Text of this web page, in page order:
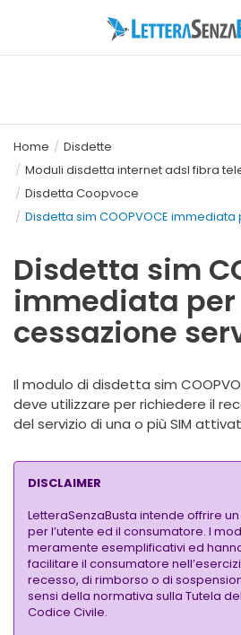
Home
Disdette
Moduli disdetta internet adsl fibra
Disdetta Coopvoce
Disdetta sim COOPVOCE
Disdetta sim
immediata per
cessazione
Il modulo di disdetta sim
deve utilizzare per richiedere il
del servizio di una o più SIM
DISCLAIMER
LetteraSenzaBusta intende offrire
per l’utente ed il consumatore. I
meramente esemplificativi ed
facilitare il consumatore
recesso, di rimborso o di
sensi della normativa sulla Tutela
Codice Civile.